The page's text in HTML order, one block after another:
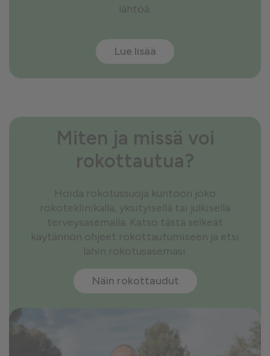
lähtöä.
Lue lisää
Miten ja missä voi
rokottautua?
Hoida rokotussuoja kuntoon joko
rokoteklinikalla, yksityisellä tai julkisella
terveysasemalla. Katso tästä selkeät
käytännön ohjeet rokottautumiseen ja etsi
lähin rokotusasemasi.
Näin rokottaudut